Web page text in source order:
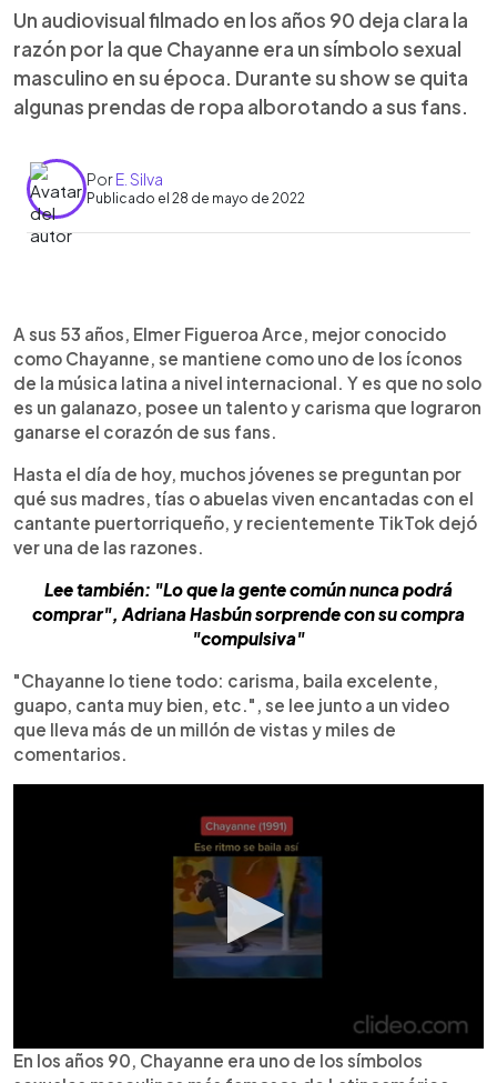
Un audiovisual filmado en los años 90 deja clara la
razón por la que Chayanne era un símbolo sexual
masculino en su época. Durante su show se quita
algunas prendas de ropa alborotando a sus fans.
PorE. Silva
Publicado el 28 de mayo de 2022
► Escuchar artículo
A sus 53 años, Elmer Figueroa Arce, mejor conocido
como Chayanne, se mantiene como uno de los íconos
de la música latina a nivel internacional. Y es que no solo
es un galanazo, posee un talento y carisma que lograron
ganarse el corazón de sus fans.
Hasta el día de hoy, muchos jóvenes se preguntan por
qué sus madres, tías o abuelas viven encantadas con el
cantante puertorriqueño, y recientemente TikTok dejó
ver una de las razones.
Lee también: "Lo que la gente común nunca podrá
comprar", Adriana Hasbún sorprende con su compra
"compulsiva"
"Chayanne lo tiene todo: carisma, baila excelente,
guapo, canta muy bien, etc.", se lee junto a un video
que lleva más de un millón de vistas y miles de
comentarios.
En los años 90, Chayanne era uno de los símbolos